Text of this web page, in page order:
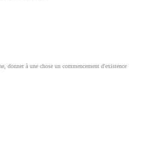
donner à une chose un commencement d'existence